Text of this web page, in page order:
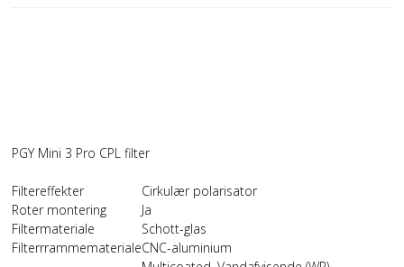
PGY Mini 3 Pro CPL filter
Filtereffekter
Cirkulær polarisator
Roter montering
Ja
Filtermateriale
Schott-glas
FilterrrammematerialeCNC-aluminium